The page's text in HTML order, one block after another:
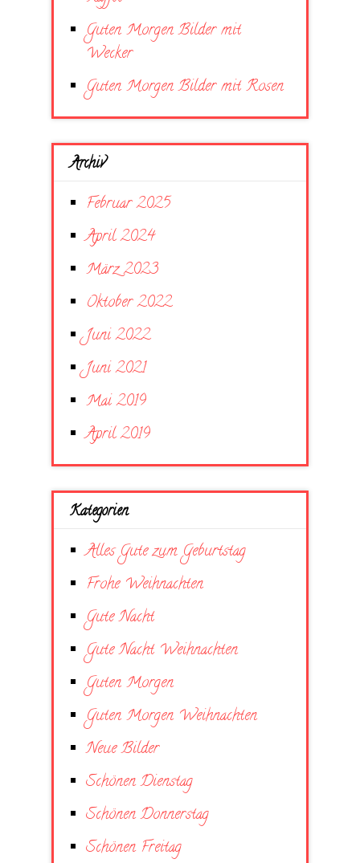
Guten Morgen Bilder mit
Wecker
Guten Morgen Bilder mit Rosen
Archiv
Februar 2025
April 2024
März 2023
Oktober 2022
Juni 2022
Juni 2021
Mai 2019
April 2019
Kategorien
Alles Gute zum Geburtstag
Frohe Weihnachten
Gute Nacht
Gute Nacht Weihnachten
Guten Morgen
Guten Morgen Weihnachten
Neue Bilder
Schönen Dienstag
Schönen Donnerstag
Schönen Freitag